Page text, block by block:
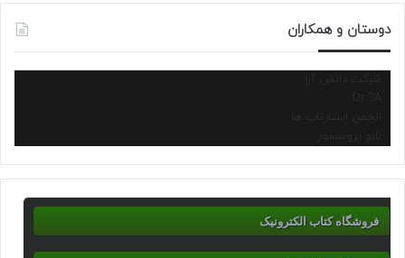
دوستان و همکاران
شرکت دانش آرا
انجمن استارتاپ ها
نانو پروسسور
فروشگاه کتاب الکترونیک